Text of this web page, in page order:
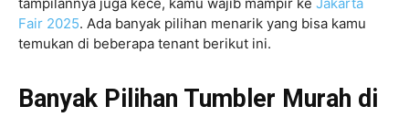
Fair 2025. Ada banyak pilihan menarik yang bisa kamu
temukan di beberapa tenant berikut ini.
Banyak Pilihan Tumbler Murah di